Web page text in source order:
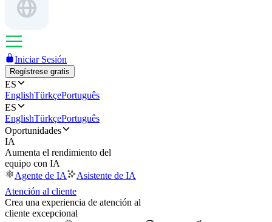
Iniciar Sesión
Regístrese gratis
ES
EnglishTürkçePortuguês
ES
EnglishTürkçePortuguês
Oportunidades
IA
Aumenta el rendimiento del
equipo con IA
Agente de IA
Asistente de IA
Atención al cliente
Crea una experiencia de atención al
cliente excepcional